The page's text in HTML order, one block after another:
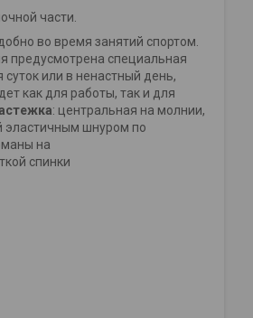
части.
во время занятий спортом.
предусмотрена специальная
или в ненастный день,
как для работы, так и для
: центральная на молнии,
эластичным шнуром по
на
спинки